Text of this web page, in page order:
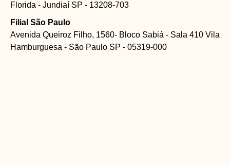
Florida - Jundiaí SP - 13208-703
Filial São Paulo
Avenida Queiroz Filho, 1560- Bloco Sabiá - Sala 410 Vila
Hamburguesa - São Paulo SP - 05319-000